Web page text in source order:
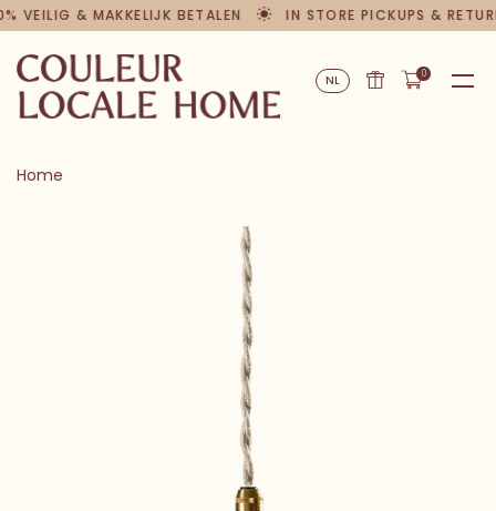
VEILIG & MAKKELIJK BETALEN IN STORE PICKUPS &
NL 0
Home